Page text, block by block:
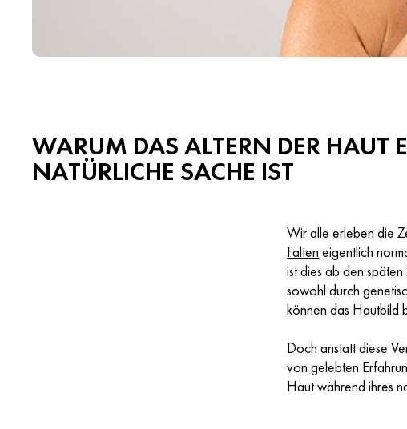
WARUM DAS ALTERN DER HAUT
NATÜRLICHE SACHE IST
Wir alle erleben die
Falten eigentlich
ist dies ab den
sowohl durch
können das Hautbild
Doch anstatt diese
von gelebten
Haut während ihres